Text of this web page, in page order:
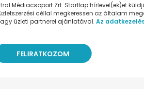
Médiacsoport Zrt. Startlap hírlevel(ek)et
céllal megkeressen az általam
üzleti partnerei ajánlatával. Az